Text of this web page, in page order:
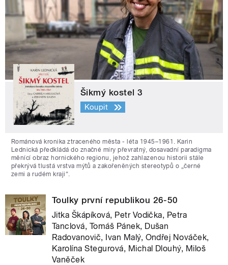
Šikmý kostel 3
Koupit
Románová kronika ztraceného města - léta 1945–1961. Karin
Lednická předkládá do značné míry převratný, dosavadní paradigma
měnící obraz hornického regionu, jehož zahlazenou historii stále
překrývá tlustá vrstva mýtů a zakořeněných stereotypů o „černé
zemi a rudém kraji“.
Toulky první republikou 26-50
Jitka Škápíková, Petr Vodička, Petra
Tanclová, Tomáš Pánek, Dušan
Radovanovič, Ivan Malý, Ondřej Nováček,
Karolína Stegurová, Michal Dlouhý, Miloš
Vaněček